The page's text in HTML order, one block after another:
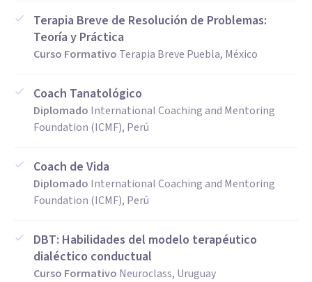
Terapia Breve de Resolución de Problemas:
Teoría y Práctica
Curso Formativo Terapia Breve Puebla, México
Coach Tanatológico
Diplomado International Coaching and Mentoring
Foundation (ICMF), Perú
Coach de Vida
Diplomado International Coaching and Mentoring
Foundation (ICMF), Perú
DBT: Habilidades del modelo terapéutico
dialéctico conductual
Curso Formativo Neuroclass, Uruguay